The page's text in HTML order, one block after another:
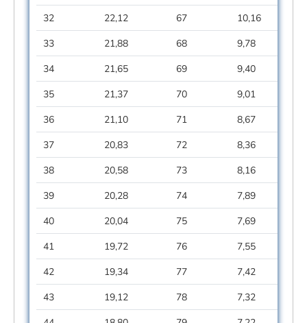
32
22,12 67
10,16
33
21,88 68
9,78
34
21,65 69
9,40
35
21,37 70
9,01
36
21,10 71
8,67
37
20,83 72
8,36
38
20,58 73
8,16
39
20,28 74
7,89
40
20,04 75
7,69
41
19,72 76
7,55
42
19,34 77
7,42
43
19,12 78
7,32